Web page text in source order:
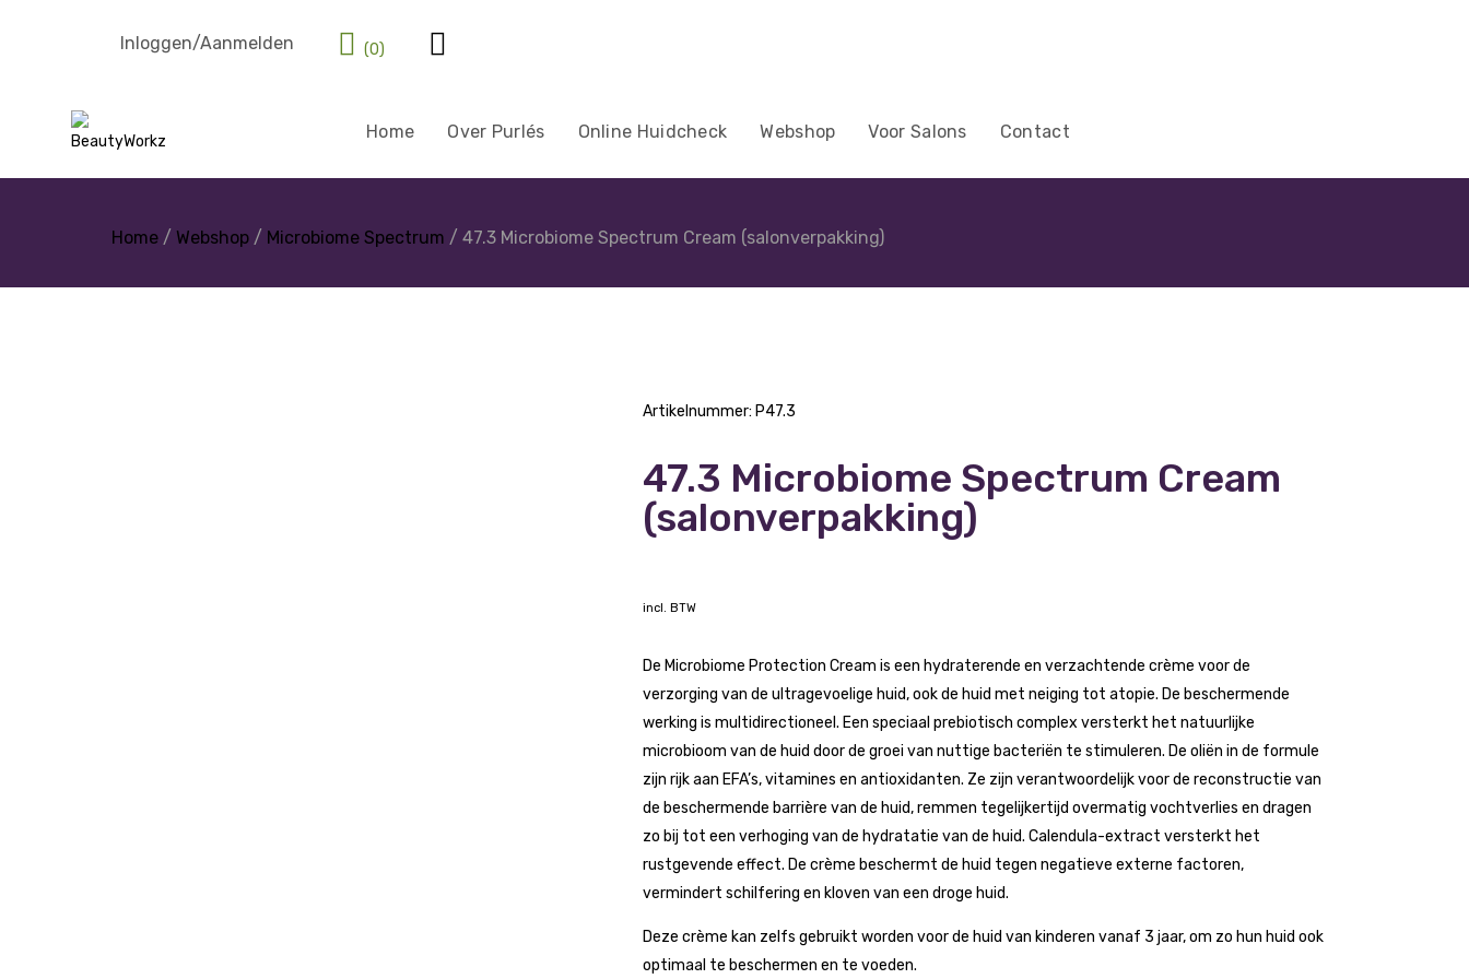
Home Over Purlés Online Huidcheck Webshop Voor Salons Contact
Inloggen/Aanmelden (0)
Home / Webshop / Microbiome Spectrum / 47.3 Microbiome Spectrum Cream (salonverpakking)
Artikelnummer: P47.3
47.3 Microbiome Spectrum Cream
(salonverpakking)
incl. BTW
De Microbiome Protection Cream is een hydraterende en verzachtende crème voor de
verzorging van de ultragevoelige huid, ook de huid met neiging tot atopie. De beschermende
werking is multidirectioneel. Een speciaal prebiotisch complex versterkt het natuurlijke
microbioom van de huid door de groei van nuttige bacteriën te stimuleren. De oliën in de formule
zijn rijk aan EFA’s, vitamines en antioxidanten. Ze zijn verantwoordelijk voor de reconstructie van
de beschermende barrière van de huid, remmen tegelijkertijd overmatig vochtverlies en dragen
zo bij tot een verhoging van de hydratatie van de huid. Calendula-extract versterkt het
rustgevende effect. De crème beschermt de huid tegen negatieve externe factoren,
vermindert schilfering en kloven van een droge huid.
Deze crème kan zelfs gebruikt worden voor de huid van kinderen vanaf 3 jaar, om zo hun huid ook
optimaal te beschermen en te voeden.